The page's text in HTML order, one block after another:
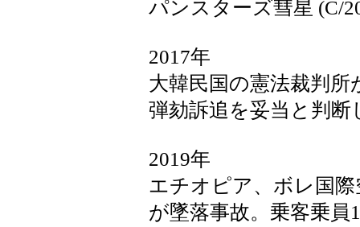
パンスターズ彗星 (C/
2017年
大韓民国の憲法裁判所
弾劾訴追を妥当と判
2019年
エチオピア、ボレ国
が墜落事故。乗客乗員